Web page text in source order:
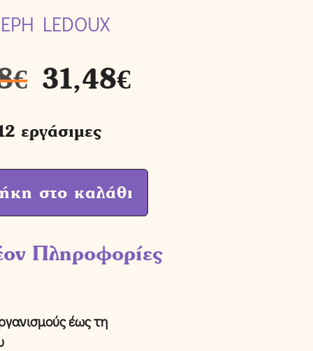
LEDOUX
€ 31,48€
εργάσιμες
στο καλάθι
Πληροφορίες
έως τη